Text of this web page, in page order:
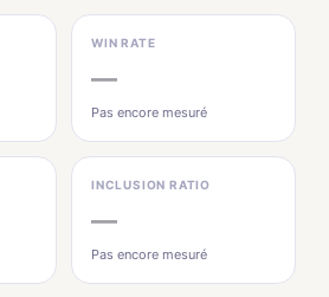
WIN RATE
—
Pas encore mesuré
INCLUSION RATIO
—
Pas encore mesuré